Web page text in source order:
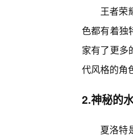
王者荣
色都有着独
家有了更多
代风格的角
2.神秘的
夏洛特